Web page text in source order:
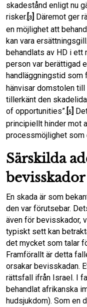
skadestånd enligt nu
risker. [3] Däremot ger
en möjlighet att
kan vara
behandlats av HD i ett
person var berättigad
handläggningstid som
hänvisar domstolen
tillerkänt den
of opportunities”. [5]
principiellt hinder mot
processmöjlighet som
Särskilda
bevisskador
En skada är som
den var förutsebar.
även för bevisskador,
typiskt sett kan
det mycket som talar
Framförallt är detta
orsakar bevisskadan.
rättsfall ifrån Israel. I
behandlat afrikanska
hudsjukdom). Som en